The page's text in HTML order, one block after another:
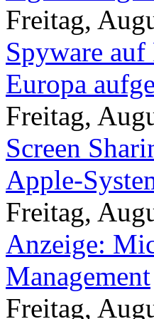
Freitag,
Spyware
Europa
Freitag,
Screen
Apple-
Freitag,
Anzeige:
Management
Freitag,